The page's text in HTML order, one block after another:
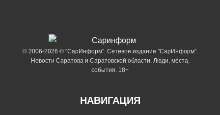
© 2006-2026 © "СарИнформ". Сетевое издание "СарИнформ".
Новости Саратова и Саратовской области. Люди, места,
события. 18+
НАВИГАЦИЯ